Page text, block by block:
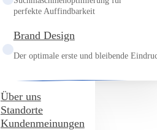
perfekte Auffindbarkeit
Brand Design
Der optimale erste und bleibende
Über uns
Standorte
Kundenmeinungen